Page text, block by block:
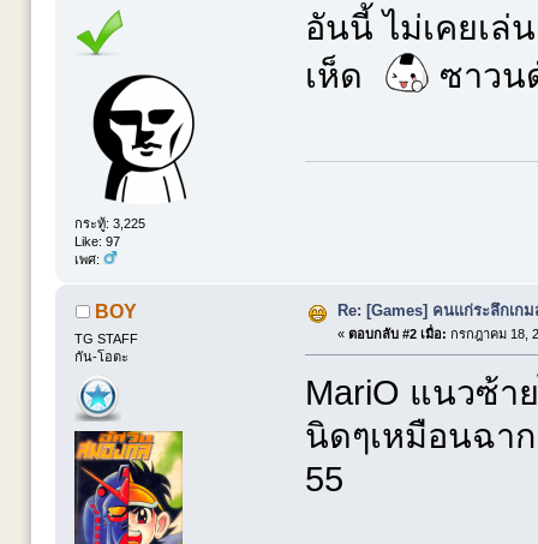
กระทู้: 3,225
Like: 97
เพศ:
อันนี้ ไม่เคยเล่
เห็ด
ซาวน
BOY
TG STAFF
กัน-โอตะ
Re: [Games] คนแก่ระลึกเกม
« ตอบกลับ #2 เมื่อ: กรกฎาคม 18,
MariO แนวซ้า
นิดๆเหมือนฉาก
55